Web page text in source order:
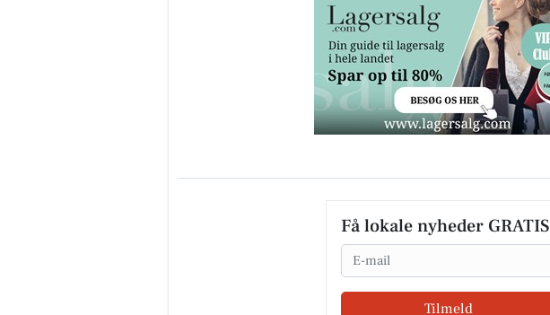
Få lokale nyheder GRATIS
Email
Tilmeld